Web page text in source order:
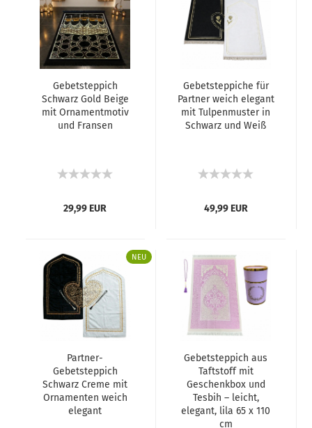
Gebetsteppich
Schwarz Gold Beige
mit Ornamentmotiv
und Fransen
29,99 EUR
Gebetsteppiche für
Partner weich elegant
mit Tulpenmuster in
Schwarz und Weiß
49,99 EUR
NEU
Partner-
Gebetsteppich
Schwarz Creme mit
Ornamenten weich
elegant
Gebetsteppich aus
Taftstoff mit
Geschenkbox und
Tesbih – leicht,
elegant, lila 65 x 110
cm